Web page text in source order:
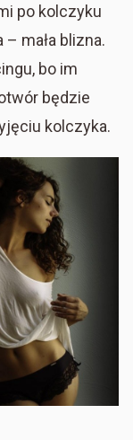
po kolczyku
mała blizna.
bo im
będzie
kolczyka.